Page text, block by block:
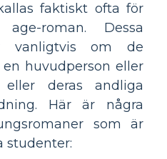
faktiskt ofta för
roman. Dessa
vanligtvis om de
huvudperson eller
deras andliga
Här är några
som är
studenter: